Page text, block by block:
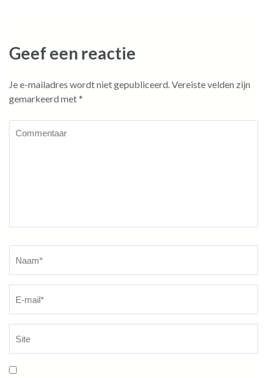
Geef een reactie
Je e-mailadres wordt niet gepubliceerd.Vereiste velden zijn
gemarkeerd met*